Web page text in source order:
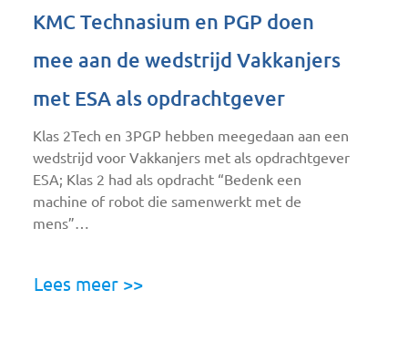
KMC Technasium en PGP doen
mee aan de wedstrijd Vakkanjers
met ESA als opdrachtgever
Klas 2Tech en 3PGP hebben meegedaan aan een
wedstrijd voor Vakkanjers met als opdrachtgever
ESA; Klas 2 had als opdracht “Bedenk een
machine of robot die samenwerkt met de
mens”…
Lees meer >>